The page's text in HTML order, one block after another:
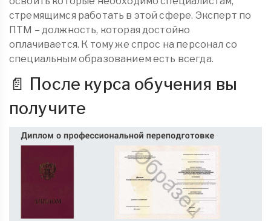
стремящимся работать в этой сфере. Эксперт по
ПТМ – должность, которая достойно
оплачивается. К тому же спрос на персонал со
специальным образованием есть всегда.
📄 После курса обучения вы
получите